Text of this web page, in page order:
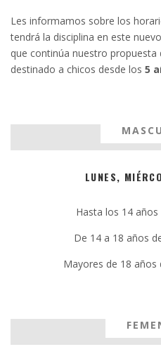
Les informamos sobre los
tendrá la disciplina en este
que continúa nuestro propuesta
destinado a chicos desde los 5
LUNES,
Hasta los 14 años
De 14 a 18 años
Mayores de 18 años